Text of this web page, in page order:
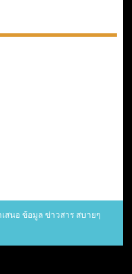
เสนอ ข้อมูล ข่าวสาร สบายๆ